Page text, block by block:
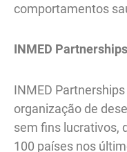
comportamentos
INMED
INMED
organização de
sem fins lucrativos,
100 países nos